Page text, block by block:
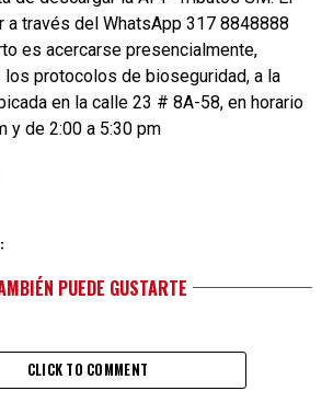
través del WhatsApp 317 8848888
es acercarse presencialmente,
protocolos de bioseguridad, a la
en la calle 23 # 8A-58, en horario
y de 2:00 a 5:30 pm
PUEDE GUSTARTE
CLICK TO COMMENT